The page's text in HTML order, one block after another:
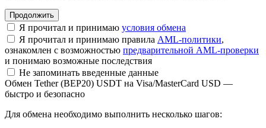
Я прочитал и принимаю условия обмена
Я прочитал и принимаю правила AML-политики,
ознакомлен с возможностью предварительной AML-проверки
и понимаю возможные последствия
Не запоминать введенные данные
Обмен Tether (BEP20) USDT на Visa/MasterCard USD —
быстро и безопасно
Для обмена необходимо выполнить несколько шагов: